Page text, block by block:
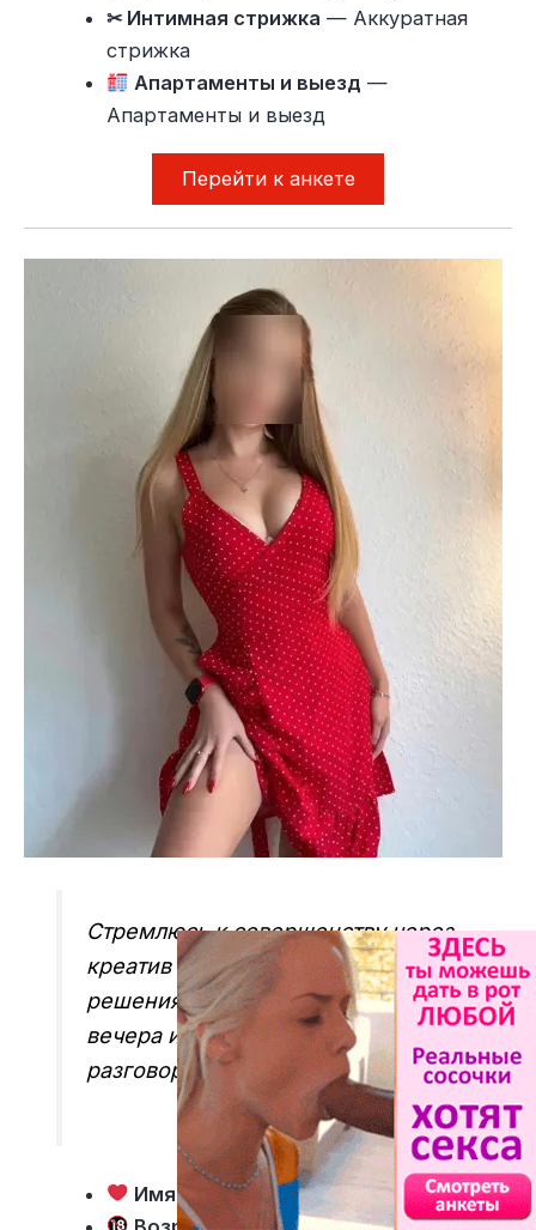
✂ Интимная стрижка — Аккуратная
стрижка
Апартаменты и выезд —
Апартаменты и выезд
Перейти к анкете
Стремлюсь к совершенству через
креатив и нестандартные
решения! Люблю элегантные
вечера и непринужденные
разговоры!
Имя девушки— Леся